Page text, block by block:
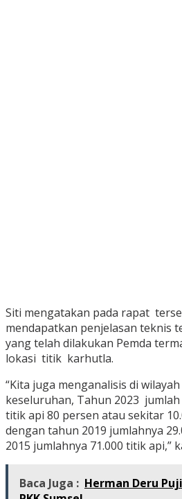
Siti mengatakan pada rapat
mendapatkan penjelasan teknis
yang telah dilakukan Pemda
lokasi titik karhutla.
“Kita juga menganalisis di
keseluruhan, Tahun 2023
titik api 80 persen atau sekitar
dengan tahun 2019 jumlahnya
2015 jumlahnya 71.000 titik api,”
Baca Juga : Herman Deru